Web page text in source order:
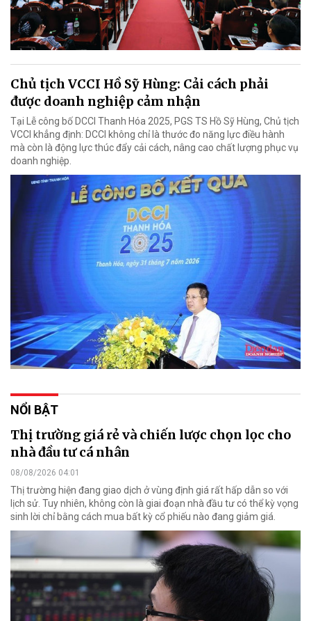
Chủ tịch VCCI Hồ Sỹ Hùng: Cải cách phải
được doanh nghiệp cảm nhận
Tại Lễ công bố DCCI Thanh Hóa 2025, PGS TS Hồ Sỹ Hùng, Chủ tịch
VCCI khẳng định: DCCI không chỉ là thước đo năng lực điều hành
mà còn là động lực thúc đẩy cải cách, nâng cao chất lượng phục vụ
doanh nghiệp.
NỔI BẬT
Thị trường giá rẻ và chiến lược chọn lọc cho
nhà đầu tư cá nhân
08/08/2026 04:01
Thị trường hiện đang giao dịch ở vùng định giá rất hấp dẫn so với
lịch sử. Tuy nhiên, không còn là giai đoạn nhà đầu tư có thể kỳ vọng
sinh lời chỉ bằng cách mua bất kỳ cổ phiếu nào đang giảm giá.